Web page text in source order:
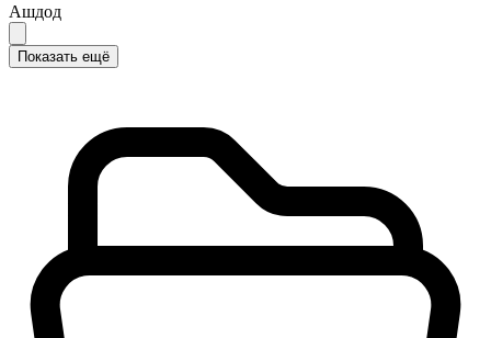
Ашдод
Показать ещё